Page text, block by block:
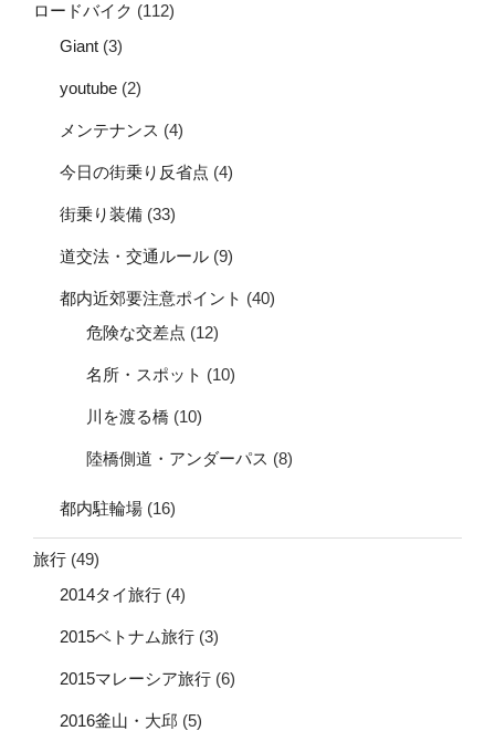
ロードバイク (112)
Giant (3)
youtube (2)
メンテナンス (4)
今日の街乗り反省点 (4)
街乗り装備 (33)
道交法・交通ルール (9)
都内近郊要注意ポイント (40)
危険な交差点 (12)
名所・スポット (10)
川を渡る橋 (10)
陸橋側道・アンダーパス (8)
都内駐輪場 (16)
旅行 (49)
2014タイ旅行 (4)
2015ベトナム旅行 (3)
2015マレーシア旅行 (6)
2016釜山・大邱 (5)